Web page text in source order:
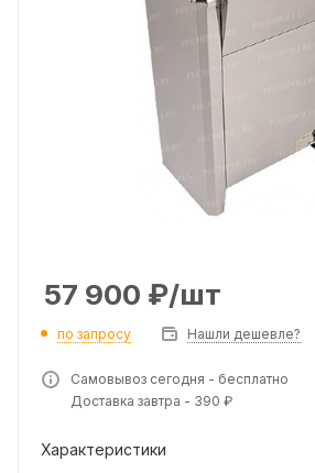
57 900 ₽/шт
по запросу Нашли дешевле?
Самовывоз сегодня - бесплатно
Доставка завтра - 390 ₽
Характеристики